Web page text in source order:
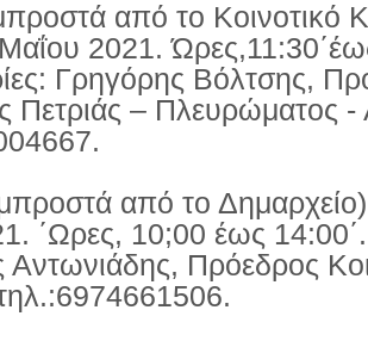
από το Κοινοτικό
2021.
Γρηγόρης Βόλτσης,
Πετριάς – Πλευρώματος
από το
΄Ωρες, 10;00 έως
Πρόεδρος